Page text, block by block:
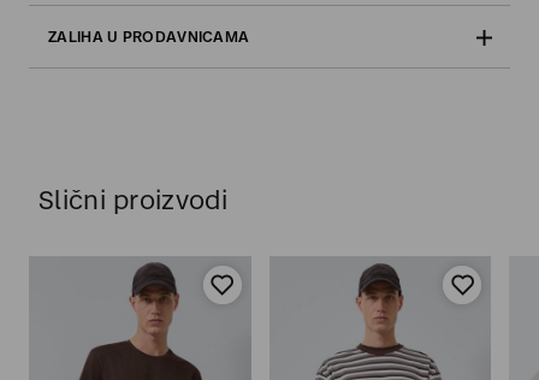
ZALIHA U PRODAVNICAMA
Slični proizvodi